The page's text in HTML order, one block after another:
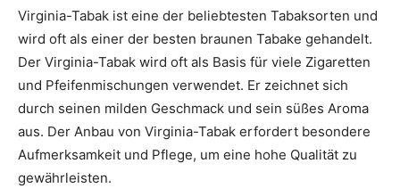
Virginia-Tabak ist eine der beliebtesten Tabaksorten und
wird oft als einer der besten braunen Tabake gehandelt.
Der Virginia-Tabak wird oft als Basis für viele Zigaretten
und Pfeifenmischungen verwendet. Er zeichnet sich
durch seinen milden Geschmack und sein süßes Aroma
aus. Der Anbau von Virginia-Tabak erfordert besondere
Aufmerksamkeit und Pflege, um eine hohe Qualität zu
gewährleisten.